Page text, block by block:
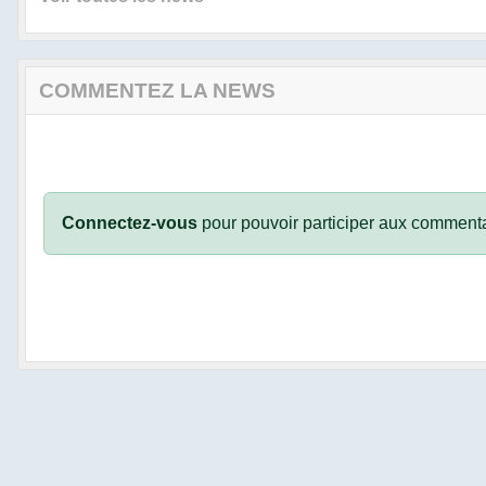
COMMENTEZ LA NEWS
Connectez-vous pour pouvoir participer aux